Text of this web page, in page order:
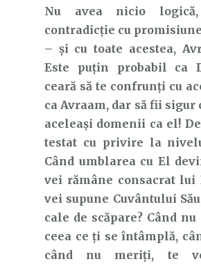
Nu avea nicio
contradicție cu
– și cu toate acestea,
Este puțin probabil ca
ceară să te confrunți cu
ca Avraam, dar să fii sigur
aceleași domenii ca el!
testat cu privire la
Când umblarea cu El
vei rămâne consacrat lui
vei supune Cuvântului
cale de scăpare? Când
ceea ce ți se întâmplă,
când nu meriți, te